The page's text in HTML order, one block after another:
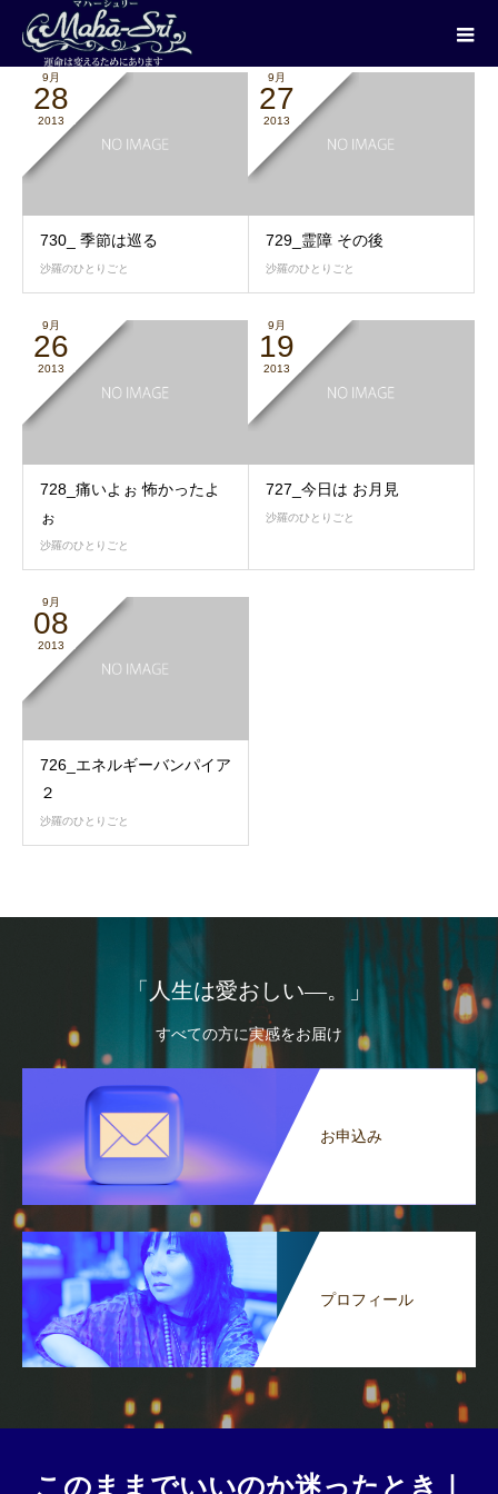
9月
28
2013
730_ 季節は巡る
沙羅のひとりごと
9月
27
2013
729_霊障 その後
沙羅のひとりごと
9月
26
2013
728_痛いよぉ 怖かったよ
ぉ
沙羅のひとりごと
9月
19
2013
727_今日は お月見
沙羅のひとりごと
9月
08
2013
726_エネルギーバンパイア
２
沙羅のひとりごと
「人生は愛おしい―。」
すべての方に実感をお届け
お申込み
プロフィール
このままでいいのか迷ったとき｜